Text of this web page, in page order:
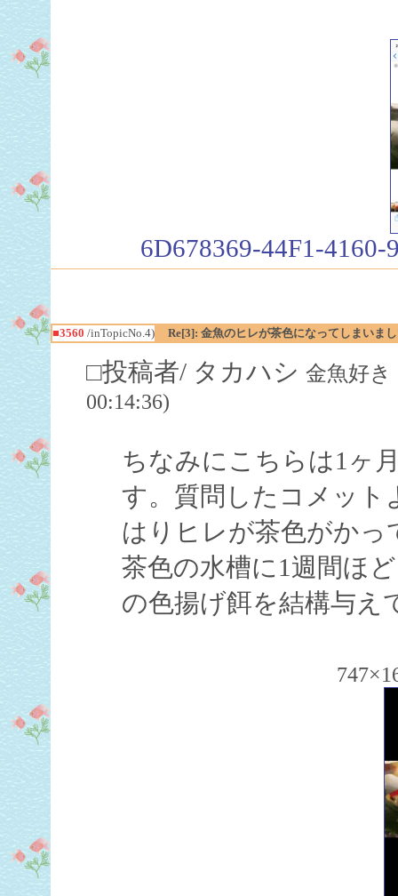
6D678369-44F1-4160-
■3560 /inTopicNo.4) Re[3]: 金魚のヒレが茶色になってしまいまし
□投稿者/ タカハシ 金魚好き
00:14:36)
ちなみにこちらは1ヶ
す。質問したコメット
はりヒレが茶色がか
茶色の水槽に1週間ほ
の色揚げ餌を結構与え